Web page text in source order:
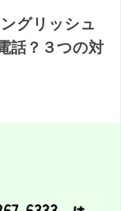
グリッシュ
話？３つの対